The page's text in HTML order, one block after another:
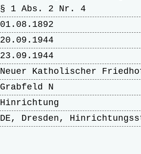
§ 1 Abs. 2 Nr. 4
01.08.1892
20.09.1944
23.09.1944
Neuer Katholischer
Grabfeld N
Hinrichtung
DE, Dresden,